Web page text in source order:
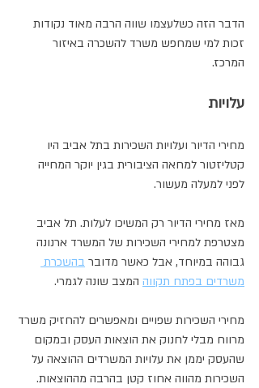
הדבר הזה כשלעצמו שווה הרבה מאוד נקודות
זכות למי שמחפש משרד להשכרה באיזור
המרכז.
עלויות
מחירי הדיור ועלויות השכירות בתל אביב היו
קטליזטור למחאה הציבורית בגין יוקר המחייה
לפני למעלה מעשור.
מאז מחירי הדיור רק המשיכו לעלות. תל אביב
מצטרפת למחירי השכירות של המשרד ארנונה
גבוהה במיוחד, אבל כאשר מדובר בהשכרת
משרדים בפתח תקווה המצב שונה לגמרי.
מחירי השכירות שפויים ומאפשרים להחזיק משרד
מרווח מבלי לחנוק את הוצאות העסק ובמקום
שהעסק יממן את עלויות המשרדים ההוצאה על
השכירות מהווה אחוז קטן בהרבה מההוצאות.